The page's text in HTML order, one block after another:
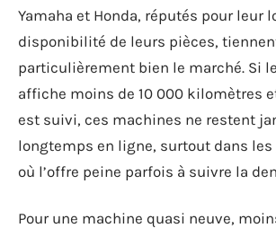
Yamaha et Honda, réputés pour leur
disponibilité de leurs pièces,
particulièrement bien le marché. Si
affiche moins de 10 000 kilomètres
est suivi, ces machines ne restent
longtemps en ligne, surtout dans
où l’offre peine parfois à suivre la
Pour une machine quasi neuve,